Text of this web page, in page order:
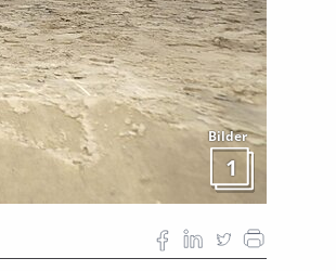
Bilder
1